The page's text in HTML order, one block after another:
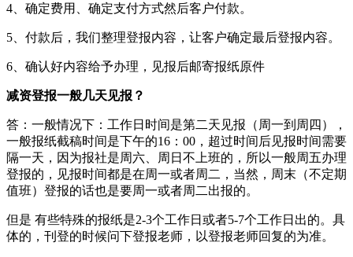
4、确定费用、确定支付方式然后客户付款。
5、付款后，我们整理登报内容，让客户确定最后登报内容。
6、确认好内容给予办理，见报后邮寄报纸原件
减资登报一般几天见报？
答：一般情况下：工作日时间是第二天见报（周一到周四），
一般报纸截稿时间是下午的16：00，超过时间后见报时间需要
隔一天，因为报社是周六、周日不上班的，所以一般周五办理
登报的，见报时间都是在周一或者周二，当然，周末（不定期
值班）登报的话也是要周一或者周二出报的。
但是 有些特殊的报纸是2-3个工作日或者5-7个工作日出的。具
体的，刊登的时候问下登报老师，以登报老师回复的为准。